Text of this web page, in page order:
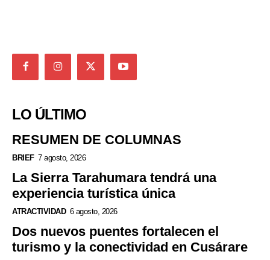
LO ÚLTIMO
RESUMEN DE COLUMNAS
BRIEF 7 agosto, 2026
La Sierra Tarahumara tendrá una
experiencia turística única
ATRACTIVIDAD 6 agosto, 2026
Dos nuevos puentes fortalecen el
turismo y la conectividad en Cusárare